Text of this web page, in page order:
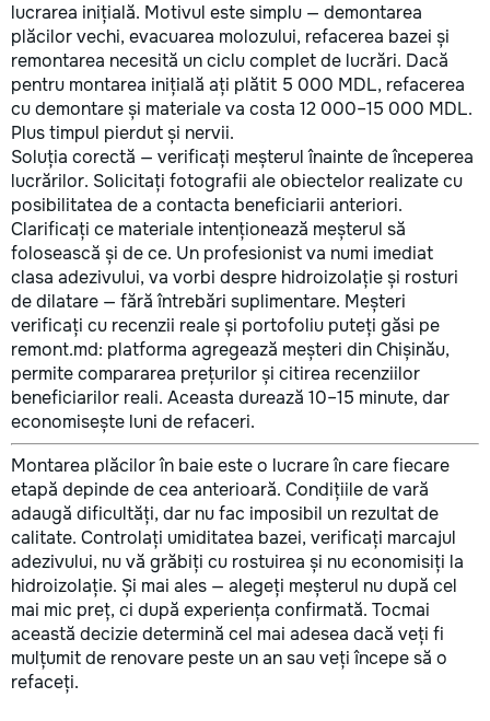
lucrarea inițială. Motivul este simplu — demontarea
plăcilor vechi, evacuarea molozului, refacerea bazei și
remontarea necesită un ciclu complet de lucrări. Dacă
pentru montarea inițială ați plătit 5 000 MDL, refacerea
cu demontare și materiale va costa 12 000–15 000 MDL.
Plus timpul pierdut și nervii.
Soluția corectă — verificați meșterul înainte de începerea
lucrărilor. Solicitați fotografii ale obiectelor realizate cu
posibilitatea de a contacta beneficiarii anteriori.
Clarificați ce materiale intenționează meșterul să
folosească și de ce. Un profesionist va numi imediat
clasa adezivului, va vorbi despre hidroizolație și rosturi
de dilatare — fără întrebări suplimentare. Meșteri
verificați cu recenzii reale și portofoliu puteți găsi pe
remont.md: platforma agregează meșteri din Chișinău,
permite compararea prețurilor și citirea recenziilor
beneficiarilor reali. Aceasta durează 10–15 minute, dar
economisește luni de refaceri.
Montarea plăcilor în baie este o lucrare în care fiecare
etapă depinde de cea anterioară. Condițiile de vară
adaugă dificultăți, dar nu fac imposibil un rezultat de
calitate. Controlați umiditatea bazei, verificați marcajul
adezivului, nu vă grăbiți cu rostuirea și nu economisiți la
hidroizolație. Și mai ales — alegeți meșterul nu după cel
mai mic preț, ci după experiența confirmată. Tocmai
această decizie determină cel mai adesea dacă veți fi
mulțumit de renovare peste un an sau veți începe să o
refaceți.